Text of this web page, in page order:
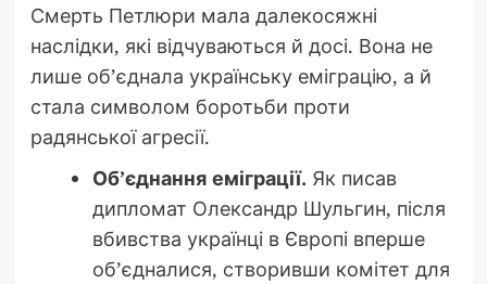
Смерть Петлюри мала далекосяжні
наслідки, які відчуваються й досі. Вона не
лише об’єднала українську еміграцію, а й
стала символом боротьби проти
радянської агресії.
Об’єднання еміграції. Як писав
дипломат Олександр Шульгин, після
вбивства українці в Європі вперше
об’єдналися, створивши комітет для